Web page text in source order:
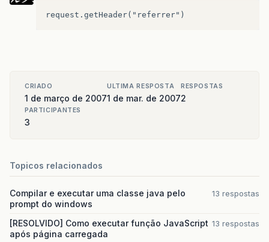
CRIADO
1 de março de 2007
ULTIMA RESPOSTA
1 de mar. de 2007
RESPOSTAS
2
PARTICIPANTES
3
Topicos relacionados
Compilar e executar uma classe java pelo
prompt do windows
13 respostas
[RESOLVIDO] Como executar função JavaScript
após página carregada
13 respostas